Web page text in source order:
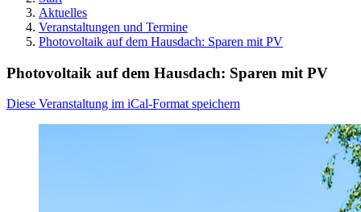
Aktuelles
Veranstaltungen und Termine
Photovoltaik auf dem Hausdach: Sparen mit PV
Photovoltaik auf dem Hausdach: Sparen mit PV
Diese Veranstaltung im iCal-Format speichern